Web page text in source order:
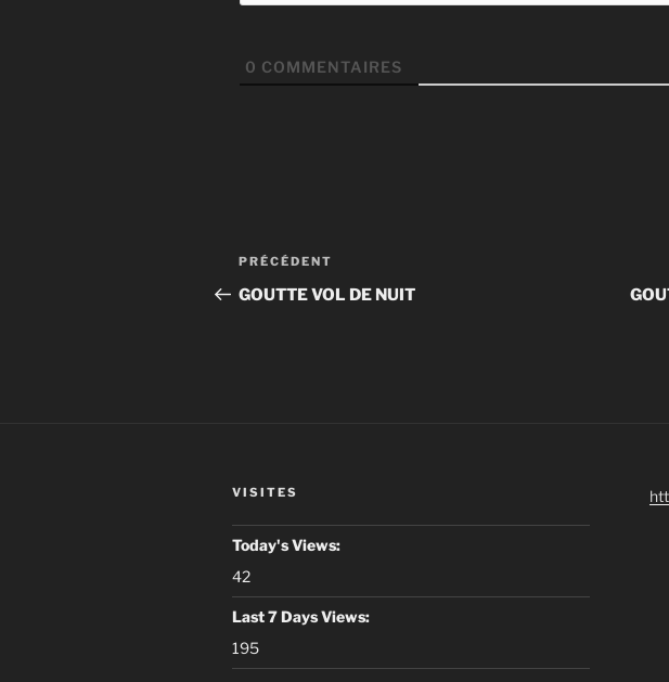
0 COMMENTAIRES
Navigation
de
Article
précédent
PRÉCÉDENT
GOUTTE VOL DE NUIT
VISITES
Today's Views:
42
Last 7 Days Views:
195